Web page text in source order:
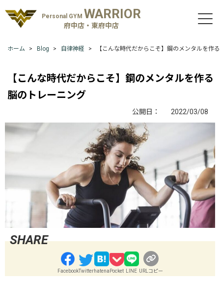
Personal GYM WARRIOR
府中店・東府中店
ホーム Blog 自律神経 【こんな時代だからこそ】鋼のメンタルを作
【こんな時代だからこそ】鋼のメンタルを作る
脳のトレーニング
公開日： 2022/03/08
FacebookTwitterhatena Pocket LINE URLコピー